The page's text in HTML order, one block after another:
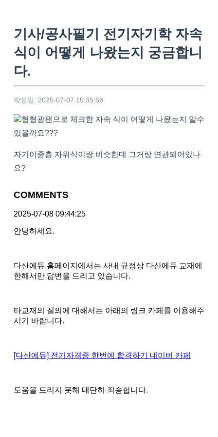
기사/공사필기 전기자기학 자속
식이 어떻게 나왔는지 궁금합니
다.
작성일: 2025-07-07 15:35:58
형형광팬으로 체크한 자속 식이 어떻게 나왔는지 알수
있을까요???
자기이중층 자위식이랑 비슷한데 그거랑 연관되어있나
요?
COMMENTS
2025-07-08 09:44:25
안녕하세요.
다산에듀 홈페이지에서는 사내 규정상 다산에듀 교재에
한해서만 답변을 드리고 있습니다.
타교재의 질의에 대해서는 아래의 링크 카페를 이용해주
시기 바랍니다.
[다산에듀] 전기자격증 한번에 합격하기 네이버 카페
도움을 드리지 못해 대단히 죄송합니다.